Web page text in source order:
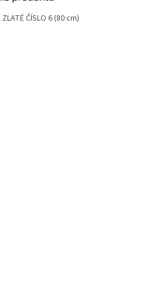
ČÍSLO 6 (80 cm)